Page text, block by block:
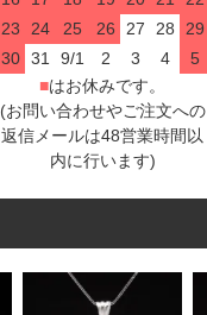
23
24 25 26 27 28
29
30 31 9/1 2 3 4
5
■はお休みです。
(お問い合わせやご注文への
返信メールは48営業時間以
内に行います)